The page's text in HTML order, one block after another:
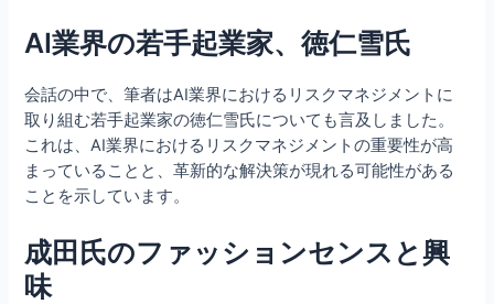
AI業界の若手起業家、徳仁雪氏
会話の中で、筆者はAI業界におけるリスクマネジメントに
取り組む若手起業家の徳仁雪氏についても言及しました。
これは、AI業界におけるリスクマネジメントの重要性が高
まっていることと、革新的な解決策が現れる可能性がある
ことを示しています。
成田氏のファッションセンスと興
味